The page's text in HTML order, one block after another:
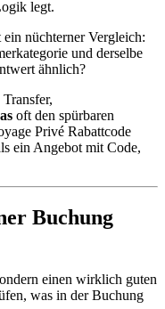
legt.
nüchterner Vergleich:
und derselbe
ähnlich?
oft den spürbaren
Privé Rabattcode
ein Angebot mit Code,
Buchung
einen wirklich guten
was in der Buchung